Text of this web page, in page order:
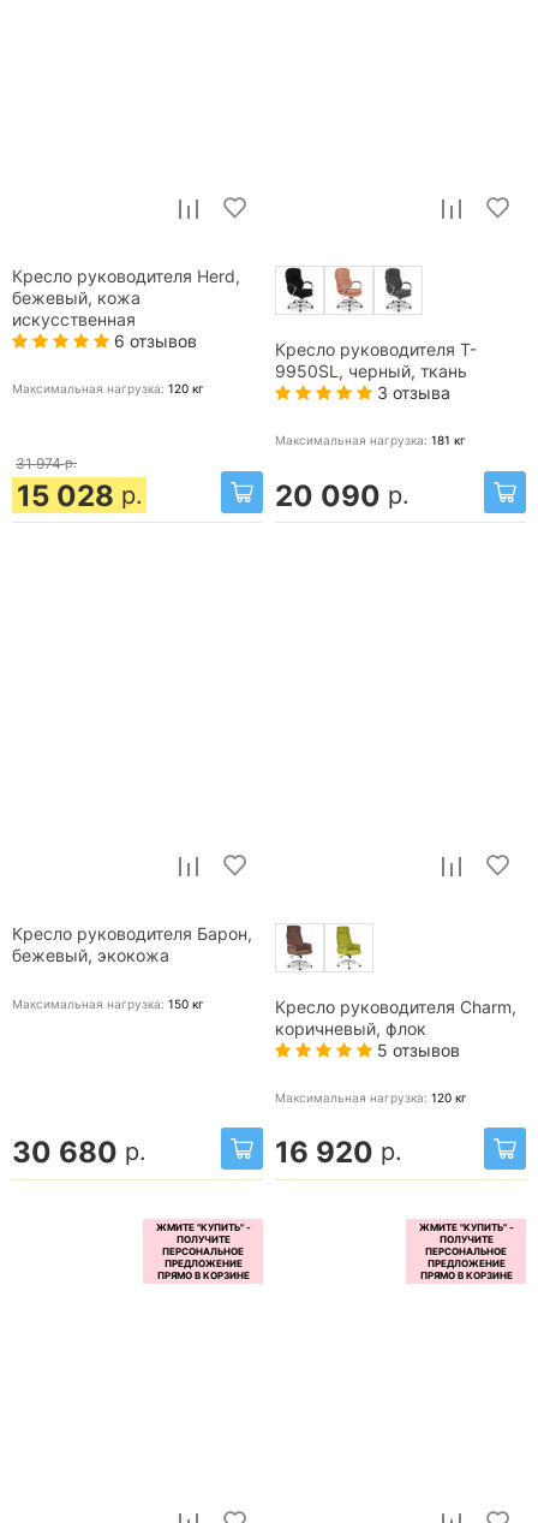
Кресло руководителя Herd,
бежевый, кожа
искусственная
6 отзывов
Максимальная нагрузка: 120 кг
31 974 р.
15 028 р.
Кресло руководителя T-
9950SL, черный, ткань
3 отзыва
Максимальная нагрузка: 181 кг
20 090 р.
Кресло руководителя Барон,
бежевый, экокожа
Максимальная нагрузка: 150 кг
30 680 р.
Кресло руководителя Charm,
коричневый, флок
5 отзывов
Максимальная нагрузка: 120 кг
16 920 р.